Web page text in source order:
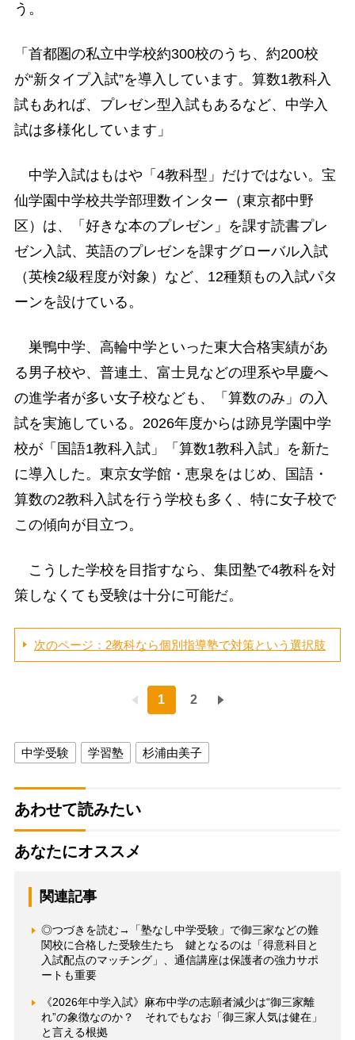
う。
「首都圏の私立中学校約300校のうち、約200校
が“新タイプ入試”を導入しています。算数1教科入
試もあれば、プレゼン型入試もあるなど、中学入
試は多様化しています」
中学入試はもはや「4教科型」だけではない。宝
仙学園中学校共学部理数インター（東京都中野
区）は、「好きな本のプレゼン」を課す読書プレ
ゼン入試、英語のプレゼンを課すグローバル入試
（英検2級程度が対象）など、12種類もの入試パタ
ーンを設けている。
巣鴨中学、高輪中学といった東大合格実績があ
る男子校や、普連土、富士見などの理系や早慶へ
の進学者が多い女子校なども、「算数のみ」の入
試を実施している。2026年度からは跡見学園中学
校が「国語1教科入試」「算数1教科入試」を新た
に導入した。東京女学館・恵泉をはじめ、国語・
算数の2教科入試を行う学校も多く、特に女子校で
この傾向が目立つ。
こうした学校を目指すなら、集団塾で4教科を対
策しなくても受験は十分に可能だ。
次のページ：2教科なら個別指導塾で対策という選択肢
1 2
中学受験 学習塾 杉浦由美子
あわせて読みたい
あなたにオススメ
関連記事
◎つづきを読む→「塾なし中学受験」で御三家などの難
関校に合格した受験生たち 鍵となるのは「得意科目と
入試配点のマッチング」、通信講座は保護者の強力サポ
ートも重要
《2026年中学入試》麻布中学の志願者減少は“御三家離
れ”の象徴なのか？ それでもなお「御三家人気は健在」
と言える根拠